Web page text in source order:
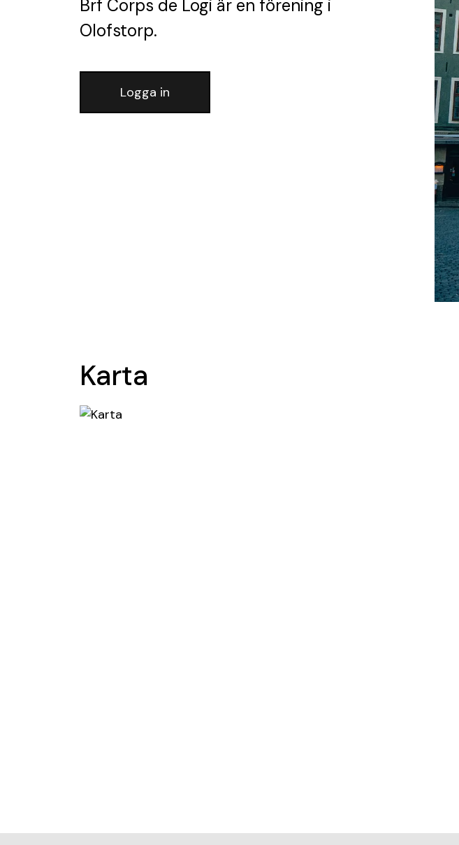
Brf Corps de Logi är en förening i
Olofstorp.
Logga in
Karta